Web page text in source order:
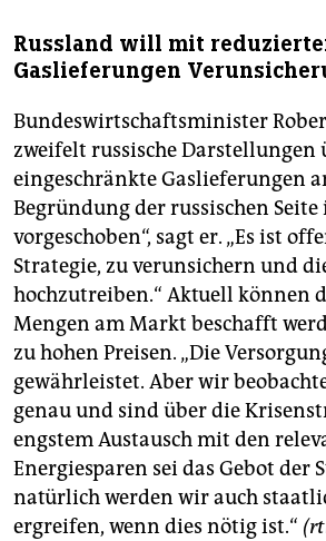
unterstützen
genossenschaft
epaper login
Russland will mit
Gaslieferungen
Bundeswirtschaftsminister
zweifelt russische Darstellungen
eingeschränkte Gaslieferungen
Begründung der russischen
vorgeschoben“, sagt er. „Es ist
Strategie, zu verunsichern und
hochzutreiben.“ Aktuell können
Mengen am Markt beschafft
zu hohen Preisen. „Die
gewährleistet. Aber wir
genau und sind über die
engstem Austausch mit den
Energiesparen sei das Gebot der
natürlich werden wir auch
ergreifen, wenn dies nötig ist.“